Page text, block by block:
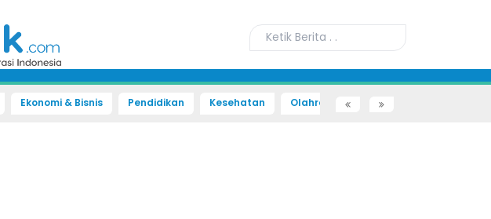
Ekonomi & Bisnis Pendidikan Kesehatan Olahraga Sains dan Teknologi